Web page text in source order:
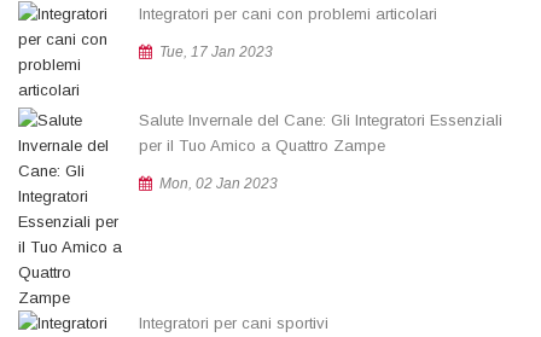
Integratori per cani con problemi articolari
Tue, 17 Jan 2023
Salute Invernale del Cane: Gli Integratori Essenziali
per il Tuo Amico a Quattro Zampe
Mon, 02 Jan 2023
Integratori per cani sportivi